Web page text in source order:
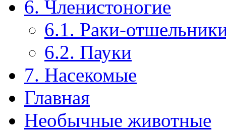
6. Членистоногие
6.1. Раки-
6.2. Пауки
7. Насекомые
Главная
Необычные животные